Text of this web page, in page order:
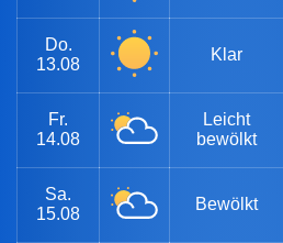
Do.
13.08
Klar
Fr.
14.08
Leicht
bewölkt
Sa.
15.08
Bewölkt